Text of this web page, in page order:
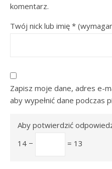
komentarz.
Twój nick lub imię *
Zapisz moje dane, adres e-
aby wypełnić dane podczas
Aby potwierdzić
14 −
= 13